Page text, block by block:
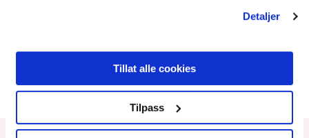
Detaljer
Tillat alle cookies
Tilpass
Mer informasjon og skjema for å registrere deg som
25. april er fristen for å søke om prosjektmidler fra Norges